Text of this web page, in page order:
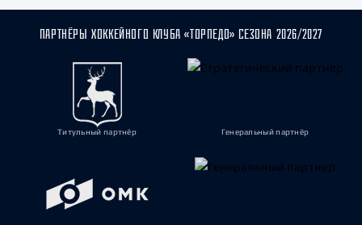
ПАРТНЁРЫ ХОККЕЙНОГО КЛУБА «ТОРПЕДО» СЕЗОНА 2026/2027
Титульный партнёр Генеральный партнёр